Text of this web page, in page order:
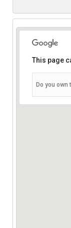
This page
Do you own